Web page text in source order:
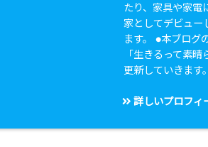
たり、家具や家電
家としてデビュー
ます。 ●本ブログ
「生きるって素
更新していきます
詳しいプロフィ